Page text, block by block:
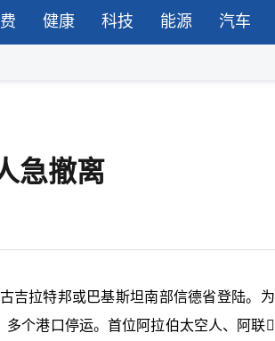
健康 科技 能源 汽车
急撤离
吉拉特邦或巴基斯坦南部信德省登陆。为
个港口停运。首位阿拉伯太空人、阿联𦮄